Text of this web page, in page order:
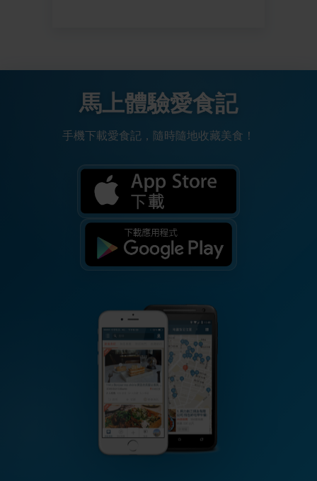
馬上體驗愛食記
手機下載愛食記，隨時隨地收藏美食！